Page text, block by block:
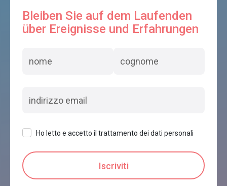
Bleiben Sie auf dem Laufenden
über Ereignisse und Erfahrungen
Ho letto e accetto il trattamento dei dati personali